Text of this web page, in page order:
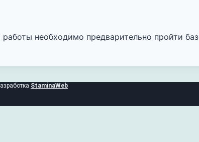
необходимо предварительно пройти
StaminaWeb